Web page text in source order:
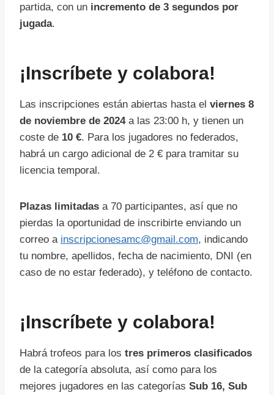
partida, con un incremento de 3 segundos por
jugada.
¡Inscríbete y colabora!
Las inscripciones están abiertas hasta el viernes 8
de noviembre de 2024a las 23:00 h, y tienen un
coste de 10 €. Para los jugadores no federados,
habrá un cargo adicional de 2 € para tramitar su
licencia temporal.
Plazas limitadas a 70 participantes, así que no
pierdas la oportunidad de inscribirte enviando un
correo a inscripcionesamc@gmail.com, indicando
tu nombre, apellidos, fecha de nacimiento, DNI (en
caso de no estar federado), y teléfono de contacto.
¡Inscríbete y colabora!
Habrá trofeos para los tres primeros clasificados
de la categoría absoluta, así como para los
mejores jugadores en las categorías Sub 16, Sub